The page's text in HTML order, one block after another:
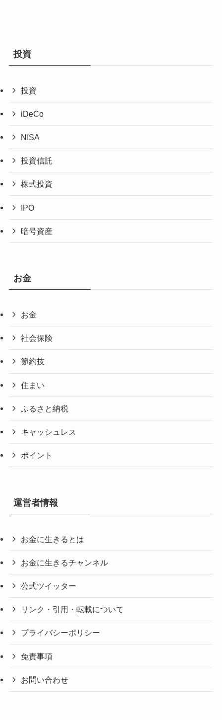
投資
投資
iDeCo
NISA
投資信託
株式投資
IPO
暗号資産
お金
お金
社会保険
節約技
住まい
ふるさと納税
キャッシュレス
ポイント
運営者情報
お金に生きるとは
お金に生きるチャンネル
公式ツイッター
リンク・引用・転載について
プライバシーポリシー
免責事項
お問い合わせ